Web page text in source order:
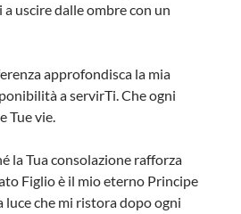
uscire dalle ombre con un
approfondisca la mia
a servirTi. Che ogni
Tue vie.
la Tua consolazione rafforza
Figlio è il mio eterno Principe
luce che mi ristora dopo ogni